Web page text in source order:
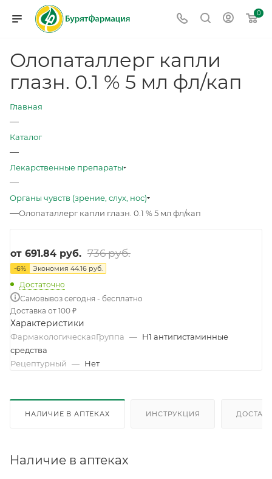
0
Олопаталлерг капли
глазн. 0.1 % 5 мл фл/кап
Главная
—
Каталог
—
Лекарственные препараты
—
Органы чувств (зрение, слух, нос)
—Олопаталлерг капли глазн. 0.1 % 5 мл фл/кап
от 691.84 руб. 736 руб.
-6% Экономия 44.16 руб.
Достаточно
Самовывоз сегодня - бесплатно
Доставка от 100 ₽
Характеристики
ФармакологическаяГруппа — Н1 антигистаминные
средства
Рецептурный — Нет
НАЛИЧИЕ В АПТЕКАХ ИНСТРУКЦИЯ
Наличие в аптеках